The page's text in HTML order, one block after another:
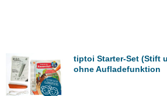
tiptoi Starter-Set (Stift
ohne Aufladefunktion